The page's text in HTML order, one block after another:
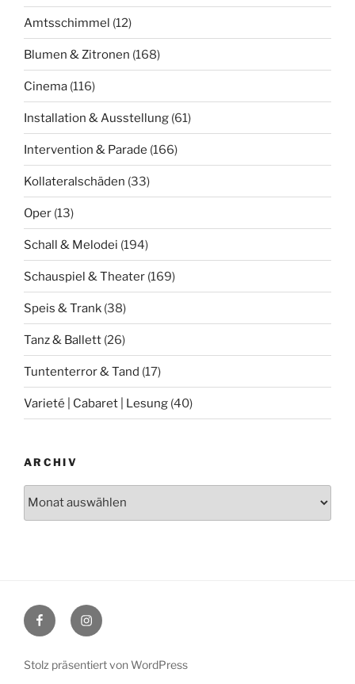
Amtsschimmel (12)
Blumen & Zitronen (168)
Cinema (116)
Installation & Ausstellung (61)
Intervention & Parade (166)
Kollateralschäden (33)
Oper (13)
Schall & Melodei (194)
Schauspiel & Theater (169)
Speis & Trank (38)
Tanz & Ballett (26)
Tuntenterror & Tand (17)
Varieté | Cabaret | Lesung (40)
ARCHIV
FacebookInstagram
Stolz präsentiert von WordPress